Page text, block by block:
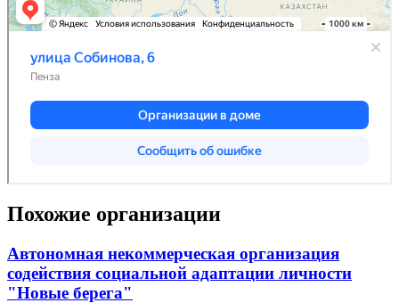
Похожие организации
Автономная некоммерческая организация
содействия социальной адаптации личности
"Новые берега"